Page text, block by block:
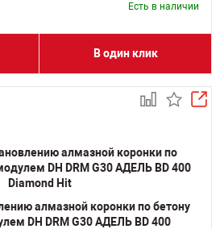
Есть в наличии
В один клик
алмазной коронки по бетону
DH DRM G30 АДЕЛЬ BD 400